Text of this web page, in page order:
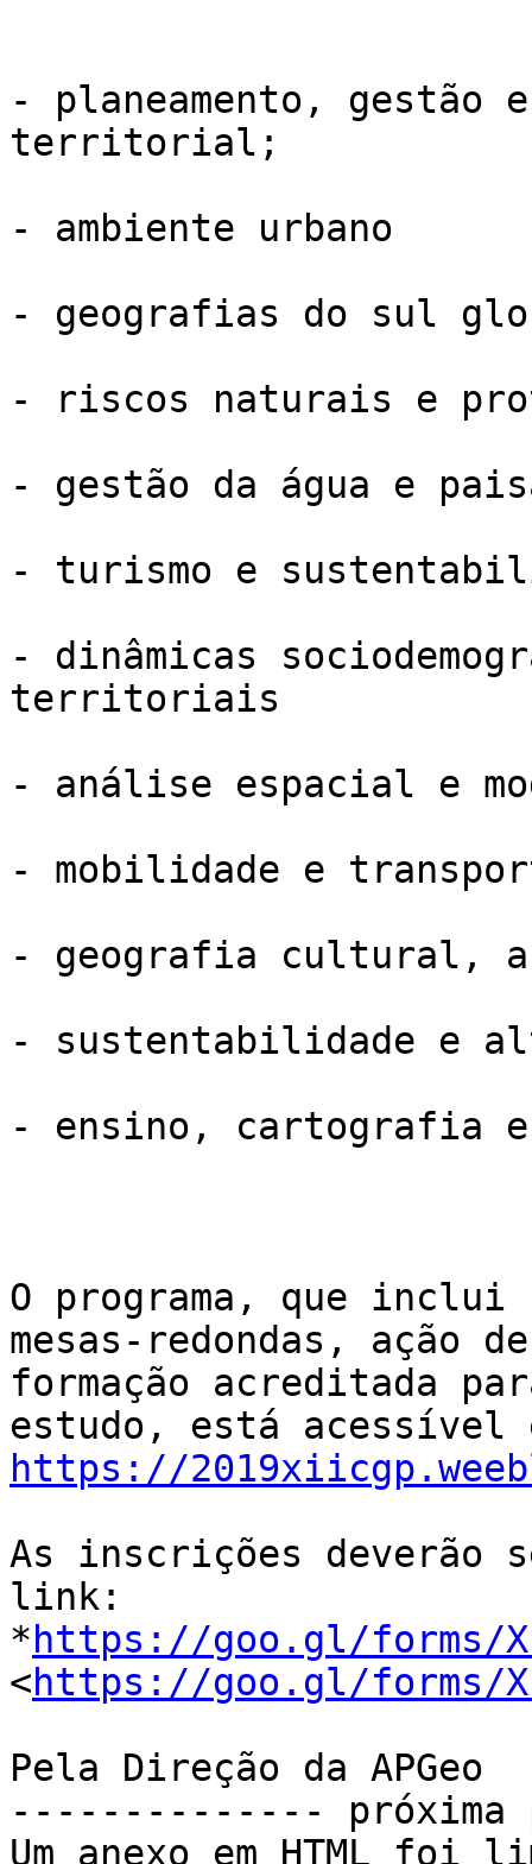
- planeamento, gestão
territorial;
- ambiente urbano
- geografias do sul
- riscos naturais e
- gestão da água e
- turismo e
- dinâmicas
territoriais
- análise espacial e
- mobilidade e
- geografia cultural,
- sustentabilidade e
- ensino, cartografia e
O programa, que inclui
mesas-redondas, ação de
formação acreditada
https://
As inscrições deverão
link:
* https://goo.gl/forms/
<https://goo.gl/forms/
Pela Direção da APGeo
--------------
Um anexo em HTML foi